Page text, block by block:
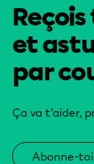
et
par
Ça va t’aider,
Abonne-toi